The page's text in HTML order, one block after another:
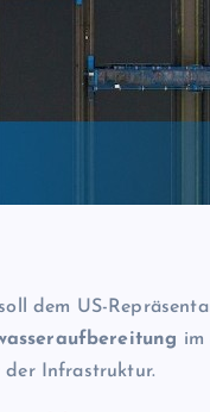
dem US-
im
der Infrastruktur.